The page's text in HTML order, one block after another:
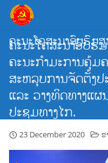
Skip
content
ຄະນະໂຄສະນາອົບຮົມ
ຄະນະໂຄສະນາອົບຮົ
ຄະນະກຳມະການຄຸ້ມ
ສະຫລຸບການຈັດຕັ້ງປ
ແລະ ວາງທິດທາງແ
ປະຊຸມທາງໄກ.
23 December 2020 ຂ່